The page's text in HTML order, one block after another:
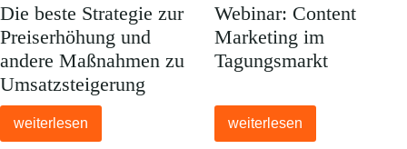
Die beste Strategie zur
Preiserhöhung und
andere Maßnahmen zu
Umsatzsteigerung
weiterlesen
Webinar: Content
Marketing im
Tagungsmarkt
weiterlesen